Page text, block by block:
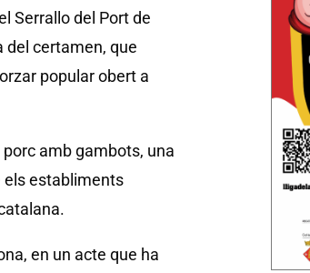
Serrallo del Port de
del certamen, que
popular obert a
amb gambots, una
els establiments
en un acte que ha